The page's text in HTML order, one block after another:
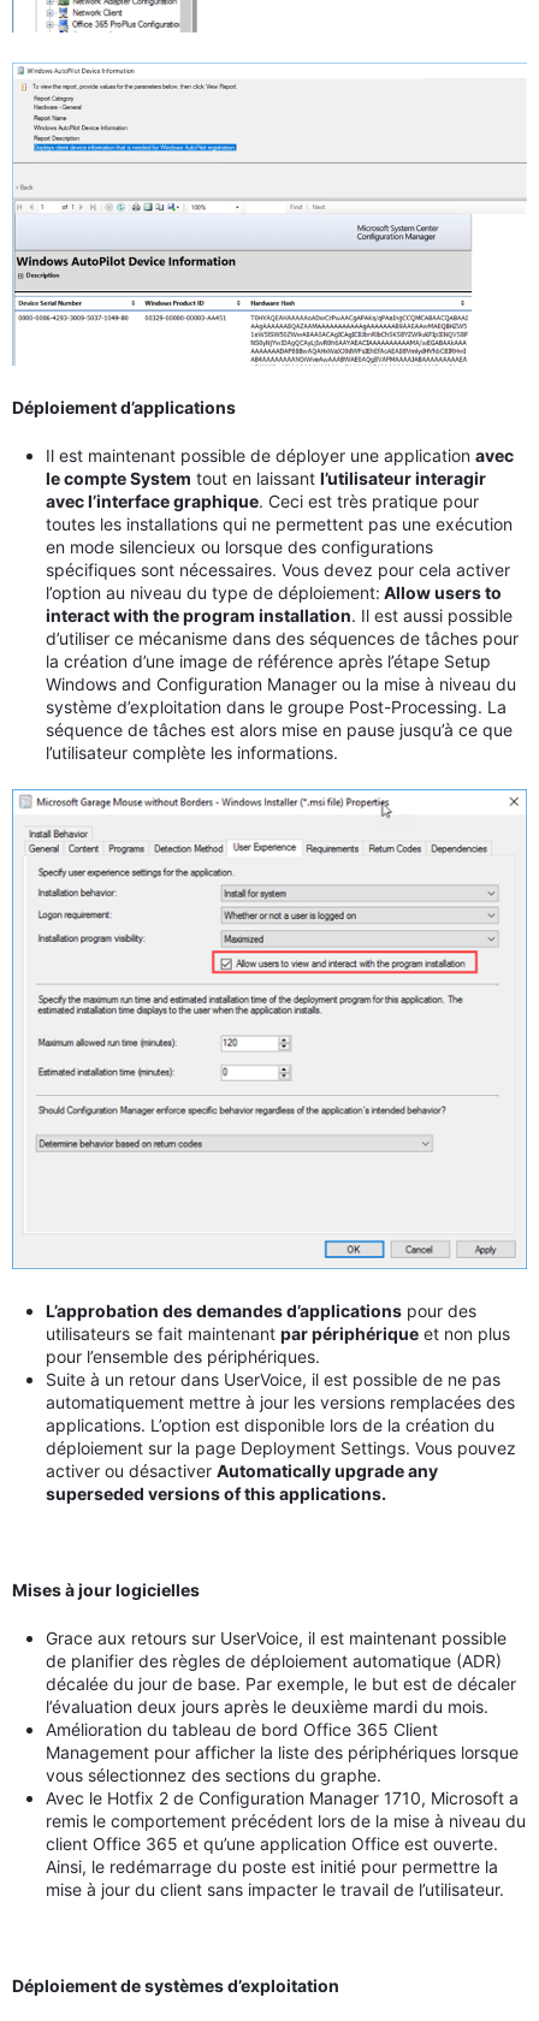
Déploiement d’applications
Il est maintenant possible de déployer une application avec
le compte System tout en laissant l’utilisateur interagir
avec l’interface graphique. Ceci est très pratique pour
toutes les installations qui ne permettent pas une exécution
en mode silencieux ou lorsque des configurations
spécifiques sont nécessaires. Vous devez pour cela activer
l’option au niveau du type de déploiement: Allow users to
interact with the program installation. Il est aussi possible
d’utiliser ce mécanisme dans des séquences de tâches pour
la création d’une image de référence après l’étape Setup
Windows and Configuration Manager ou la mise à niveau du
système d’exploitation dans le groupe Post-Processing. La
séquence de tâches est alors mise en pause jusqu’à ce que
l’utilisateur complète les informations.
L’approbation des demandes d’applications pour des
utilisateurs se fait maintenant par périphérique et non plus
pour l’ensemble des périphériques.
Suite à un retour dans UserVoice, il est possible de ne pas
automatiquement mettre à jour les versions remplacées des
applications. L’option est disponible lors de la création du
déploiement sur la page Deployment Settings. Vous pouvez
activer ou désactiver Automatically upgrade any
superseded versions of this applications.
Mises à jour logicielles
Grace aux retours sur UserVoice, il est maintenant possible
de planifier des règles de déploiement automatique (ADR)
décalée du jour de base. Par exemple, le but est de décaler
l’évaluation deux jours après le deuxième mardi du mois.
Amélioration du tableau de bord Office 365 Client
Management pour afficher la liste des périphériques lorsque
vous sélectionnez des sections du graphe.
Avec le Hotfix 2 de Configuration Manager 1710, Microsoft a
remis le comportement précédent lors de la mise à niveau du
client Office 365 et qu’une application Office est ouverte.
Ainsi, le redémarrage du poste est initié pour permettre la
mise à jour du client sans impacter le travail de l’utilisateur.
Déploiement de systèmes d’exploitation